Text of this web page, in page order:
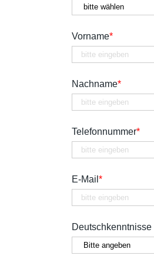
Vorname*
Nachname*
Telefonnummer*
E-Mail *
Deutschkenntnisse